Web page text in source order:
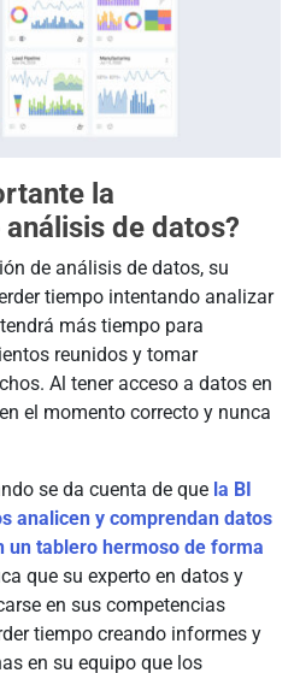
la
de datos?
de análisis de datos, su
tiempo intentando analizar
más tiempo para
reunidos y tomar
Al tener acceso a datos en
el momento correcto y nunca
se da cuenta de que la BI
analicen y comprendan datos
un tablero hermoso de forma
que su experto en datos y
en sus competencias
tiempo creando informes y
en su equipo que los